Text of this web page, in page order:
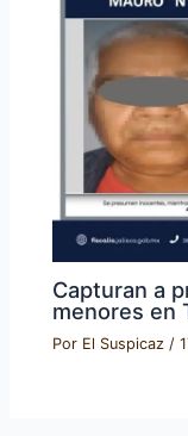
Capturan a
menores en
Por El Suspicaz/